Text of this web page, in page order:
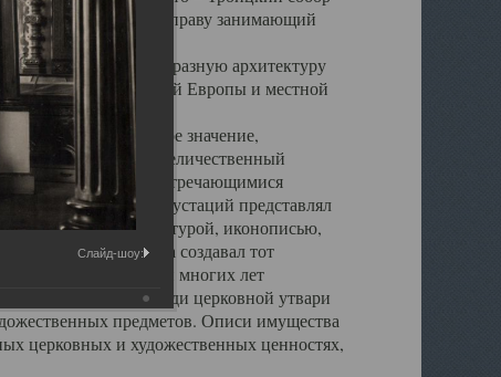
Архангельска, по праву занимающий
Архангельска.
яркую и своеобразную архитектуру
России, Западной Европы и местной
его кафедральное значение,
Обширный и величественный
нигде не встречающимися
инкрустаций представлял
с живописью, скульптурой, иконописью,
Троицкого храма создавал тот
на протяжении многих лет
библиотеке, среди церковной утвари
предметов. Описи имущества
церковных и художественных ценностях,
Слайд-шоу: